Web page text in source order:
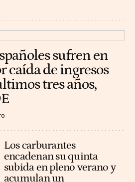
sufren en
caída de ingresos
tres años,
Los carburantes
encadenan su quinta
subida en pleno verano y
acumulan un